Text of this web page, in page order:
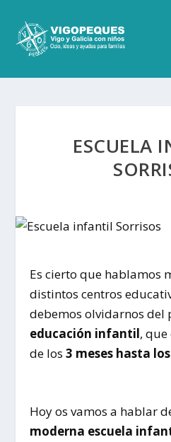
ESCUELA
Es cierto que hablamos
distintos centros
debemos olvidarnos
educación infantil,
de los 3 meses hasta
Hoy os vamos a hablar
moderna escuela